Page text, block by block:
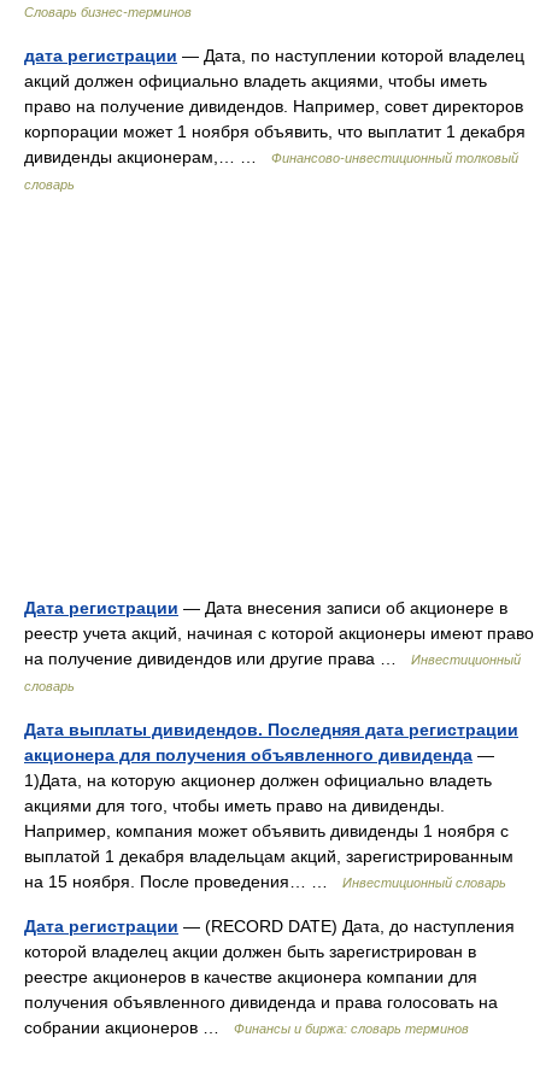
Словарь бизнес-терминов
дата регистрации — Дата, по наступлении которой владелец
акций должен официально владеть акциями, чтобы иметь
право на получение дивидендов. Например, совет директоров
корпорации может 1 ноября объявить, что выплатит 1 декабря
дивиденды акционерам,… …
Финансово-инвестиционный толковый
словарь
Дата регистрации — Дата внесения записи об акционере в
реестр учета акций, начиная с которой акционеры имеют право
на получение дивидендов или другие права …
Инвестиционный
словарь
Дата выплаты дивидендов. Последняя дата регистрации
акционера для получения объявленного дивиденда —
1)Дата, на которую акционер должен официально владеть
акциями для того, чтобы иметь право на дивиденды.
Например, компания может объявить дивиденды 1 ноября с
выплатой 1 декабря владельцам акций, зарегистрированным
на 15 ноября. После проведения… …
Инвестиционный словарь
Дата регистрации — (RECORD DATE) Дата, до наступления
которой владелец акции должен быть зарегистрирован в
реестре акционеров в качестве акционера компании для
получения объявленного дивиденда и права голосовать на
собрании акционеров …
Финансы и биржа: словарь терминов